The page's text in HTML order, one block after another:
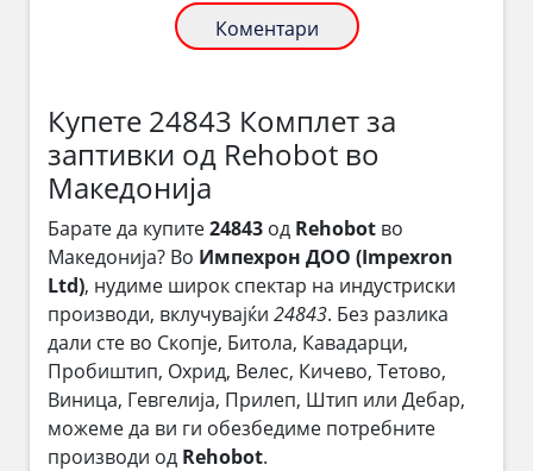
Коментари
Купете 24843 Комплет за
заптивки од Rehobot во
Македонија
Барате да купите24843 од Rehobot во
Македонија? Во Импехрон ДОО (Impexron
Ltd), нудиме широк спектар на индустриски
производи, вклучувајќи 24843. Без разлика
дали сте во Скопје, Битола, Кавадарци,
Пробиштип, Охрид, Велес, Кичево, Тетово,
Виница, Гевгелија, Прилеп, Штип или Дебар,
можеме да ви ги обезбедиме потребните
производи од Rehobot.